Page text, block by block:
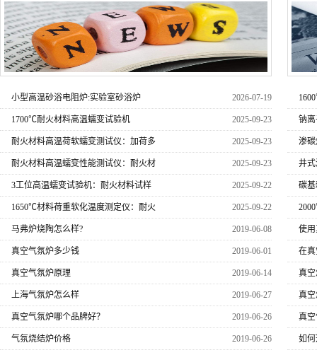
小型高温砂浴电阻炉:实验室砂浴炉 2026-07-19
1700℃耐火材料高温蠕变试验机 2025-09-23
耐火材料高温荷软蠕变测试仪：加荷多 2025-09-23
耐火材料高温蠕变性能测试仪：耐火材 2025-09-23
3工位高温蠕变试验机：耐火材料试样 2025-09-22
1650℃材料荷重软化温度测定仪：耐火 2025-09-22
马弗炉烧陶怎么样? 2019-06-08
真空气氛炉多少钱 2019-06-01
真空气氛炉原理 2019-06-14
上海气氛炉怎么样 2019-06-27
真空气氛炉哪个品牌好？ 2019-06-26
气氛烧结炉价格 2019-06-26
钠
渗
井
碳
使
在
真
真
真
如